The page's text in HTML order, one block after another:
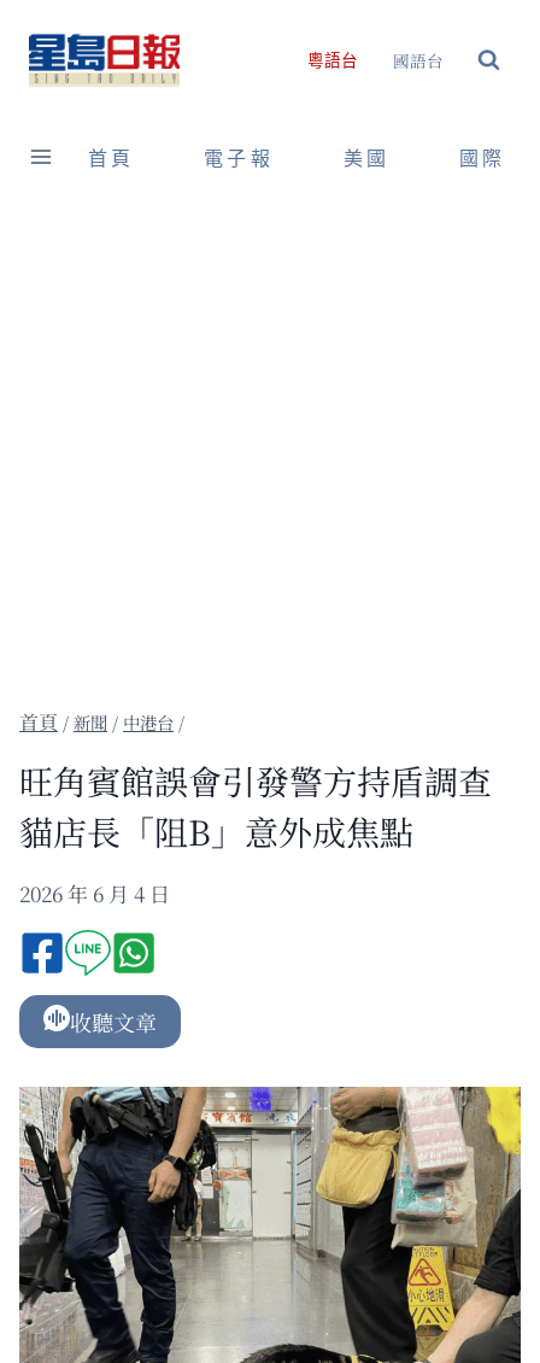
content
粵語台 國語台
首頁 電子報 美國 國際
/新聞 / 中港台 /
旺角賓館誤會引發警方持盾調查
貓店長「阻B」意外成焦點
2026 年 6 月 4 日
收聽文章